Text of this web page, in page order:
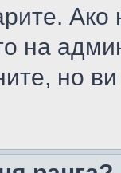
на
но